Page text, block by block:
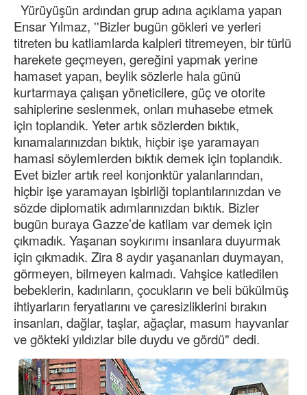
Yürüyüşün ardından grup adına açıklama yapan
Ensar Yılmaz, ''Bizler bugün gökleri ve yerleri
titreten bu katliamlarda kalpleri titremeyen, bir türlü
harekete geçmeyen, gereğini yapmak yerine
hamaset yapan, beylik sözlerle hala günü
kurtarmaya çalışan yöneticilere, güç ve otorite
sahiplerine seslenmek, onları muhasebe etmek
için toplandık. Yeter artık sözlerden bıktık,
kınamalarınızdan bıktık, hiçbir işe yaramayan
hamasi söylemlerden bıktık demek için toplandık.
Evet bizler artık reel konjonktür yalanlarından,
hiçbir işe yaramayan işbirliği toplantılarınızdan ve
sözde diplomatik adımlarınızdan bıktık. Bizler
bugün buraya Gazze’de katliam var demek için
çıkmadık. Yaşanan soykırımı insanlara duyurmak
için çıkmadık. Zira 8 aydır yaşananları duymayan,
görmeyen, bilmeyen kalmadı. Vahşice katledilen
bebeklerin, kadınların, çocukların ve beli bükülmüş
ihtiyarların feryatlarını ve çaresizliklerini bırakın
insanları, dağlar, taşlar, ağaçlar, masum hayvanlar
ve gökteki yıldızlar bile duydu ve gördü" dedi.